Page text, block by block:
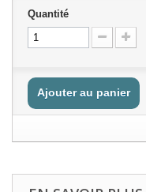
Quantité
Ajouter au panier